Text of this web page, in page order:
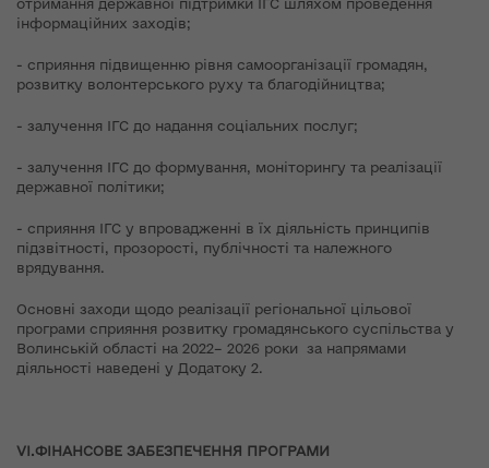
отримання державної підтримки ІГС шляхом проведення
інформаційних заходів;
- сприяння підвищенню рівня самоорганізації громадян,
розвитку волонтерського руху та благодійництва;
- залучення ІГС до надання соціальних послуг;
- залучення ІГС до формування, моніторингу та реалізації
державної політики;
- сприяння ІГС у впровадженні в їх діяльність принципів
підзвітності, прозорості, публічності та належного
врядування.
Основні заходи щодо реалізації регіональної цільової
програми сприяння розвитку громадянського суспільства у
Волинській області на 2022– 2026 роки за напрямами
діяльності наведені у Додатоку 2.
VІ.ФІНАНСОВЕ ЗАБЕЗПЕЧЕННЯ ПРОГРАМИ